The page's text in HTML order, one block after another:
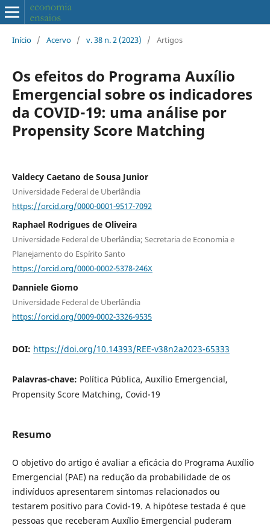
Início / Acervo / v. 38 n. 2 (2023) / Artigos
Os efeitos do Programa Auxílio
Emergencial sobre os indicadores
da COVID-19: uma análise por
Propensity Score Matching
Valdecy Caetano de Sousa Junior
Universidade Federal de Uberlândia
https://orcid.org/0000-0001-9517-7092
Raphael Rodrigues de Oliveira
Universidade Federal de Uberlândia; Secretaria de Economia e
Planejamento do Espírito Santo
https://orcid.org/0000-0002-5378-246X
Danniele Giomo
Universidade Federal de Uberlândia
https://orcid.org/0009-0002-3326-9535
DOI: https://doi.org/10.14393/REE-v38n2a2023-65333
Palavras-chave: Política Pública, Auxílio Emergencial,
Propensity Score Matching, Covid-19
Resumo
O objetivo do artigo é avaliar a eficácia do Programa Auxílio
Emergencial (PAE) na redução da probabilidade de os
indivíduos apresentarem sintomas relacionados ou
testarem positivo para Covid-19. A hipótese testada é que
pessoas que receberam Auxílio Emergencial puderam